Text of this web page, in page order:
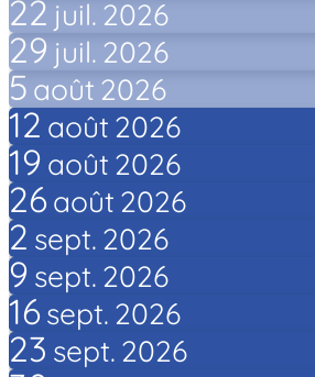
22 juil. 2026
29 juil. 2026
5 août 2026
12 août 2026
19 août 2026
26 août 2026
2 sept. 2026
9 sept. 2026
16 sept. 2026
23 sept. 2026